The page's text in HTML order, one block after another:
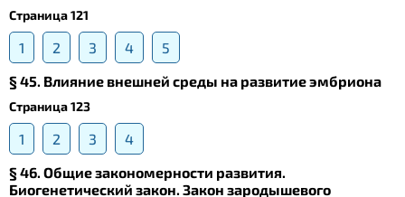
Страница 121
1 2 3 4
5
§ 45. Влияние внешней среды на развитие эмбриона
Страница 123
1 2 3
4
§ 46. Общие закономерности развития.
Биогенетический закон. Закон зародышевого